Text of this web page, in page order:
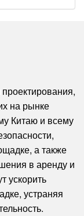
на рынке
Китаю и всему
а также
в аренду и
ускорить
устраняя